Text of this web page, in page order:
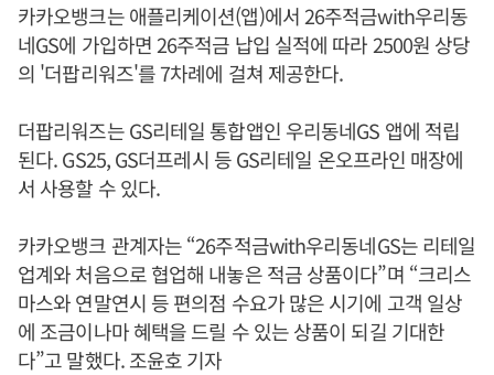
카카오뱅크는 애플리케이션(앱)에서 26주적금with우리동
네GS에 가입하면 26주적금 납입 실적에 따라 2500원 상당
의 '더팝리워즈'를 7차례에 걸쳐 제공한다.
더팝리워즈는 GS리테일 통합앱인 우리동네GS 앱에 적립
된다. GS25, GS더프레시 등 GS리테일 온오프라인 매장에
서 사용할 수 있다.
카카오뱅크 관계자는 “26주적금with우리동네GS는 리테일
업계와 처음으로 협업해 내놓은 적금 상품이다”며 “크리스
마스와 연말연시 등 편의점 수요가 많은 시기에 고객 일상
에 조금이나마 혜택을 드릴 수 있는 상품이 되길 기대한
다”고 말했다. 조윤호 기자